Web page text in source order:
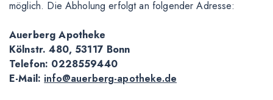
möglich. Die Abholung erfolgt an folgender Adresse:
Auerberg Apotheke
Kölnstr. 480, 53117 Bonn
Telefon: 0228559440
E-Mail: info@auerberg-apotheke.de